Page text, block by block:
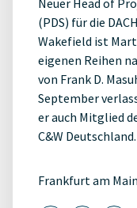
Neuer Head of
(PDS) für die
Wakefield ist
eigenen Reihen
von Frank D.
September
er auch Mitglied
C&W Deutschland.
Frankfurt am